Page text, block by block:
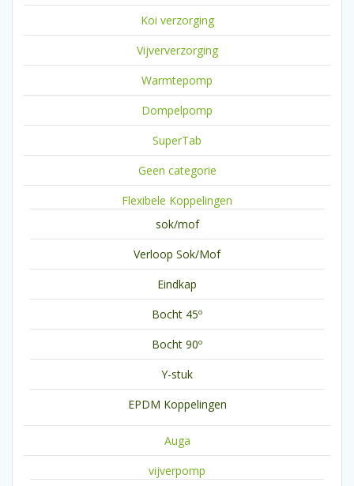
Koi verzorging
Vijververzorging
Warmtepomp
Dompelpomp
SuperTab
Geen categorie
Flexibele Koppelingen
sok/mof
Verloop Sok/Mof
Eindkap
Bocht 45º
Bocht 90º
Y-stuk
EPDM Koppelingen
Auga
vijverpomp